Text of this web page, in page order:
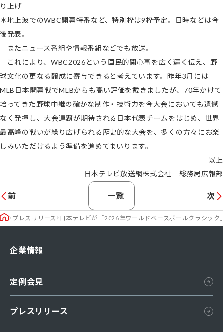
り上げ
＊地上波でのWBC開幕特番など、特別枠は9枠予定。日時などは今
後発表。
またニュース番組や情報番組などでも放送。
これにより、WBC2026という国民的関心事を広く遍く伝え、野
球文化の更なる醸成に寄与できると考えています。昨年3月には
MLB日本開幕戦でMLBからも高い評価を戴きましたが、70年かけて
培ってきた野球中継の確かな制作・技術力を今大会においても遺憾
なく発揮し、大会連覇が期待される日本代表チームをはじめ、世界
最高峰の戦いが繰り広げられる歴史的な大会を、多くの方々にお楽
しみいただけるよう準備を進めてまいります。
以上
日本テレビ放送網株式会社 総務局広報部
前 一覧 次
プレスリリース 日本テレビが「2026年ワールドベースボールクラシッ
企業情報
所在地
定例会見
プレスリリース